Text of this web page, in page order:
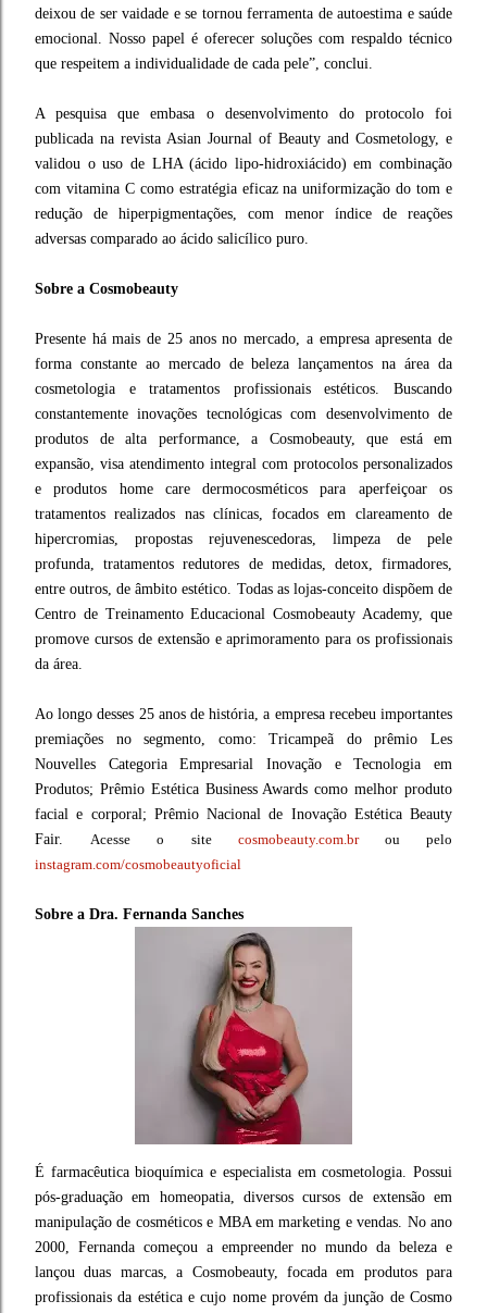
deixou de ser vaidade e se tornou ferramenta de autoestima e saúde
emocional. Nosso papel é oferecer soluções com respaldo técnico
que respeitem a individualidade de cada pele”, conclui.
A pesquisa que embasa o desenvolvimento do protocolo foi
publicada na revista Asian Journal of Beauty and Cosmetology, e
validou o uso de LHA (ácido lipo-hidroxiácido) em combinação
com vitamina C como estratégia eficaz na uniformização do tom e
redução de hiperpigmentações, com menor índice de reações
adversas comparado ao ácido salicílico puro.
Sobre a Cosmobeauty
Presente há mais de 25 anos no mercado, a empresa apresenta de
forma constante ao mercado de beleza lançamentos na área da
cosmetologia e tratamentos profissionais estéticos. Buscando
constantemente inovações tecnológicas com desenvolvimento de
produtos de alta performance, a Cosmobeauty, que está em
expansão, visa atendimento integral com protocolos personalizados
e produtos home care dermocosméticos para aperfeiçoar os
tratamentos realizados nas clínicas, focados em clareamento de
hipercromias, propostas rejuvenescedoras, limpeza de pele
profunda, tratamentos redutores de medidas, detox, firmadores,
entre outros, de âmbito estético. Todas as lojas-conceito dispõem de
Centro de Treinamento Educacional Cosmobeauty Academy, que
promove cursos de extensão e aprimoramento para os profissionais
da área.
Ao longo desses 25 anos de história, a empresa recebeu importantes
premiações no segmento, como: Tricampeã do prêmio Les
Nouvelles Categoria Empresarial Inovação e Tecnologia em
Produtos; Prêmio Estética Business Awards como melhor produto
facial e corporal; Prêmio Nacional de Inovação Estética Beauty
Fair.Acesse o site cosmobeauty.com.brou pelo
instagram.com/cosmobeautyoficial
Sobre a Dra. Fernanda Sanches
É farmacêutica bioquímica e especialista em cosmetologia. Possui
pós-graduação em homeopatia, diversos cursos de extensão em
manipulação de cosméticos e MBA em marketing e vendas. No ano
2000, Fernanda começou a empreender no mundo da beleza e
lançou duas marcas, a Cosmobeauty, focada em produtos para
profissionais da estética e cujo nome provém da junção de Cosmo